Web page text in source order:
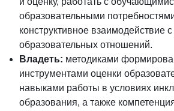
образовательными
конструктивное взаимодействие
образовательных отношений.
Владеть: методиками
инструментами оценки
навыками работы в условиях
образования, а также